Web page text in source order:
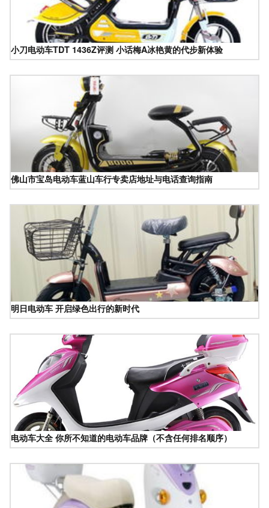
小刀电动车TDT 1436Z评测 小话梅A冰艳黄的代步新体验
佛山市宝岛电动车蓝山车行专卖店地址与电话查询指南
明日电动车 开启绿色出行的新时代
电动车大全 你所不知道的电动车品牌（不含任何排名顺序）